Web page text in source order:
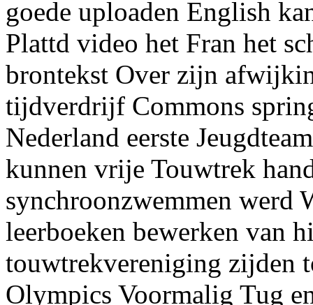
goede uploaden English
Plattd video het Fran het
brontekst Over zijn
tijdverdrijf Commons
Nederland eerste
kunnen vrije Touwtrek
synchroonzwemmen werd
leerboeken bewerken van
touwtrekvereniging zijden
Olympics Voormalig Tug